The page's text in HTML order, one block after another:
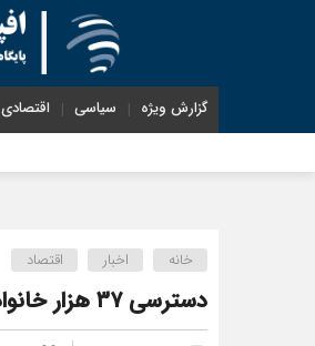
گزارش ویژه سیاسی اقتصادی
خانه اخبار اقتصاد
دسترسی ۳۷ هزار خانواده افغان به آب آشامیدنی در سال ۲۰۲۴